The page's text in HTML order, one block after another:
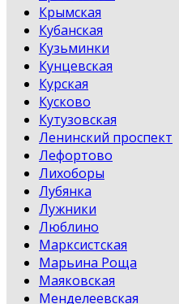
Крымская
Кубанская
Кузьминки
Кунцевская
Курская
Кусково
Кутузовская
Ленинский проспект
Лефортово
Лихоборы
Лубянка
Лужники
Люблино
Марксистская
Марьина Роща
Маяковская
Менделеевская